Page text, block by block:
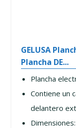
GELUSA
Plancha DE...
Plancha
Contiene un
delantero